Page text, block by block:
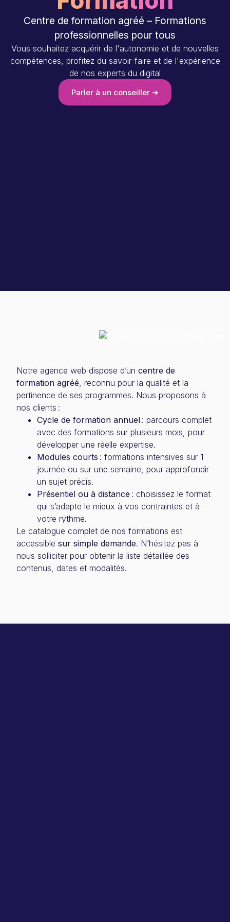
Centre de formation agréé – Formations
professionnelles pour tous
Vous souhaitez acquérir de l'autonomie et de nouvelles
compétences, profitez du savoir-faire et de l'expérience
de nos experts du digital
Parler à un conseiller ➜
Notre agence web dispose d’un centre de
formation agréé , reconnu pour la qualité et la
pertinence de ses programmes. Nous proposons à
nos clients :
Cycle de formation annuel : parcours complet
avec des formations sur plusieurs mois, pour
développer une réelle expertise.
Modules courts : formations intensives sur 1
journée ou sur une semaine, pour approfondir
un sujet précis.
Présentiel ou à distance : choisissez le format
qui s’adapte le mieux à vos contraintes et à
votre rythme.
Le catalogue complet de nos formations est
accessible sur simple demande. N’hésitez pas à
nous solliciter pour obtenir la liste détaillée des
contenus, dates et modalités.